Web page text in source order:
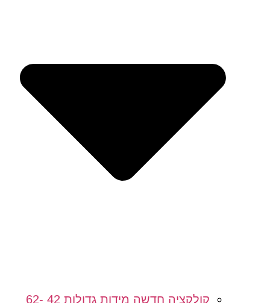
קולקציה חדשה מידות גדולות 42 -62